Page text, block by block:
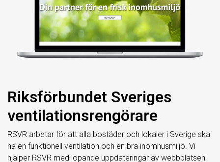
Riksförbundet Sveriges
ventilationsrengörare
RSVR arbetar för att alla bostäder och lokaler i Sverige ska
ha en funktionell ventilation och en bra inomhusmiljö. Vi
hjälper RSVR med löpande uppdateringar av webbplatsen